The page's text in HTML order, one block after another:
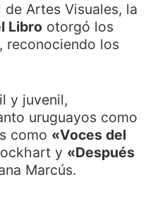
Artes Visuales, la
Librootorgó los
reconociendo los
y juvenil,
uruguayos como
como «Voces del
y «Después
Marcús.